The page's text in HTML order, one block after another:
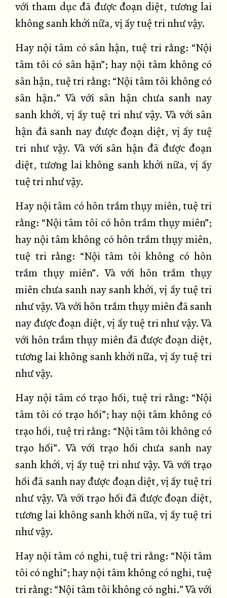
với tham dục đã được đoạn diệt, tương lai
không sanh khởi nữa, vị ấy tuệ tri như vậy.
Hay nội tâm có sân hận, tuệ tri rằng: “Nội
tâm tôi có sân hận”; hay nội tâm không có
sân hận, tuệ tri rằng: “Nội tâm tôi không có
sân hận.” Và với sân hận chưa sanh nay
sanh khởi, vị ấy tuệ tri như vậy. Và với sân
hận đã sanh nay được đoạn diệt, vị ấy tuệ
tri như vậy. Và với sân hận đã được đoạn
diệt, tương lai không sanh khởi nữa, vị ấy
tuệ tri như vậy.
Hay nội tâm có hôn trầm thụy miên, tuệ tri
rằng: “Nội tâm tôi có hôn trầm thụy miên”;
hay nội tâm không có hôn trầm thụy miên,
tuệ tri rằng: “Nội tâm tôi không có hôn
trầm thụy miên”. Và với hôn trầm thụy
miên chưa sanh nay sanh khởi, vị ấy tuệ tri
như vậy. Và với hôn trầm thụy miên đã sanh
nay được đoạn diệt, vị ấy tuệ tri như vậy. Và
với hôn trầm thụy miên đã được đoạn diệt,
tương lai không sanh khởi nữa, vị ấy tuệ tri
như vậy.
Hay nội tâm có trạo hối, tuệ tri rằng: “Nội
tâm tôi có trạo hối”; hay nội tâm không có
trạo hối, tuệ tri rằng: “Nội tâm tôi không có
trạo hối”. Và với trạo hối chưa sanh nay
sanh khởi, vị ấy tuệ tri như vậy. Và với trạo
hối đã sanh nay được đoạn diệt, vị ấy tuệ tri
như vậy. Và với trạo hối đã được đoạn diệt,
tương lai không sanh khởi nữa, vị ấy tuệ tri
như vậy.
Hay nội tâm có nghi, tuệ tri rằng: “Nội tâm
tôi có nghi”; hay nội tâm không có nghi, tuệ
tri rằng: “Nội tâm tôi không có nghi.” Và với